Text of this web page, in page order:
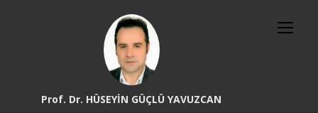
Prof. Dr. HÜSEYİN GÜÇLÜ YAVUZCAN